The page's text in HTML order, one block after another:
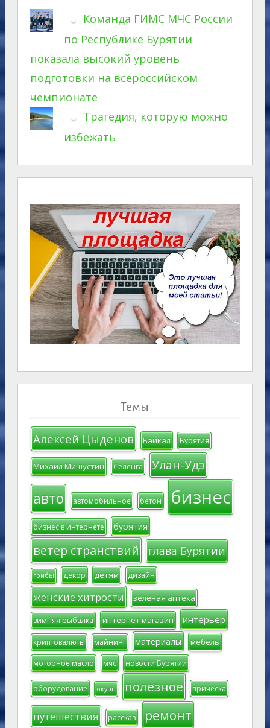
Команда ГИМС МЧС России
по Республике Бурятии
показала высокий уровень
подготовки на всероссийском
чемпионате
Трагедия, которую можно
избежать
Темы
Алексей Цыденов Байкал Бурятия
Михаил Мишустин Селенга Улан-Удэ
авто автомобильное бетон бизнес
бизнес в интернете бурятия
ветер странствий глава Бурятии
грибы декор детям дизайн
женские хитрости зеленая аптека
зимняя рыбалка интернет магазин интерьер
криптовалюты майнинг материалы мебель
моторное масло мчс новости Бурятии
оборудование окунь полезное прическа
путешествия рассказ ремонт